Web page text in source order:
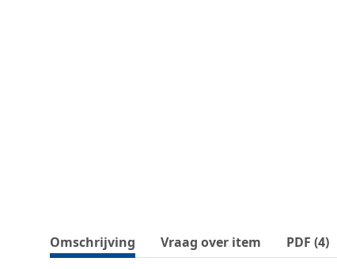
Omschrijving Vraag over item PDF (4)